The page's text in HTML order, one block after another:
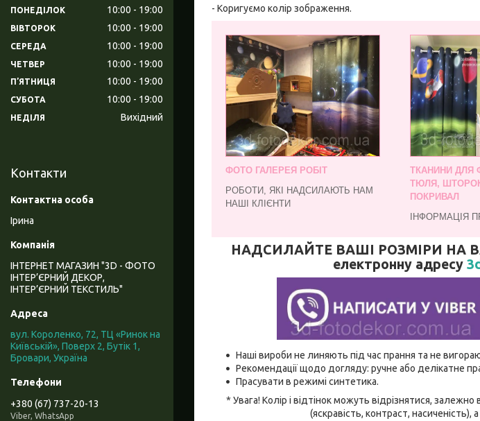
- Коригуємо колір зображення.
ФОТО ГАЛЕРЕЯ РОБІТ
РОБОТИ, ЯКІ НАДСИЛАЮТЬ НАМ
НАШІ КЛІЄНТИ
ТКАНИНИ ДЛЯ
ТЮЛЯ,
ПОКРИВАЛ
ІНФОРМАЦІЯ
НАДСИЛАЙТЕ ВАШІ РОЗМІРИ НА
електронну адресу
Наші вироби не линяють під час прання та не
Рекомендації щодо догляду: ручне або делікатне
Прасувати в режимі синтетика.
* Увага! Колір і відтінок можуть відрізнятися,
(яскравість, контраст,
ПОНЕДІЛОК 10:00 19:00
ВІВТОРОК 10:00 19:00
СЕРЕДА 10:00 19:00
ЧЕТВЕР 10:00 19:00
ПʼЯТНИЦЯ 10:00 19:00
СУБОТА 10:00 19:00
НЕДІЛЯ Вихідний
Контакти
Ірина
ІНТЕРНЕТ МАГАЗИН "3D - ФОТО
ІНТЕР’ЄРНИЙ ДЕКОР,
ІНТЕР’ЄРНИЙ ТЕКСТИЛЬ"
вул. Короленко, 72, ТЦ «Ринок на
Київській», Поверх 2, Бутік 1,
Бровари, Україна
+380 (67) 737-20-13
Viber, WhatsApp